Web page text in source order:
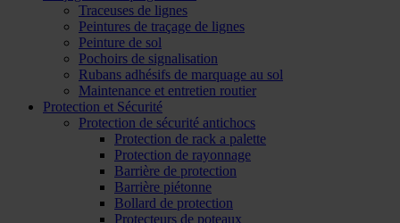
Traceuses de lignes
Peintures de traçage de lignes
Peinture de sol
Pochoirs de signalisation
Rubans adhésifs de marquage au sol
Maintenance et entretien routier
Protection et Sécurité
Protection de sécurité antichocs
Protection de rack a palette
Protection de rayonnage
Barrière de protection
Barrière piétonne
Bollard de protection
Protecteurs de poteaux